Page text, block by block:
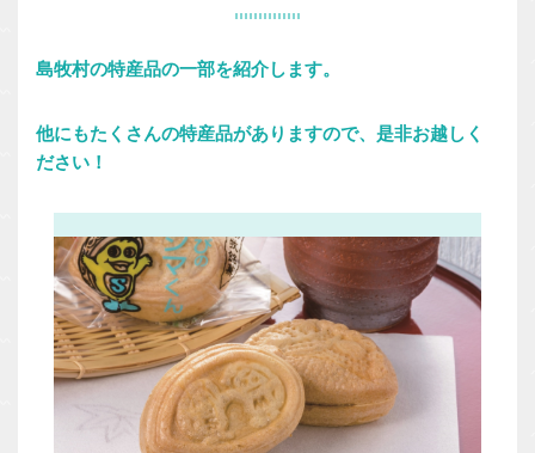
島牧村の特産品の一部を紹介します。
他にもたくさんの特産品がありますので、是非お越しく
ださい！